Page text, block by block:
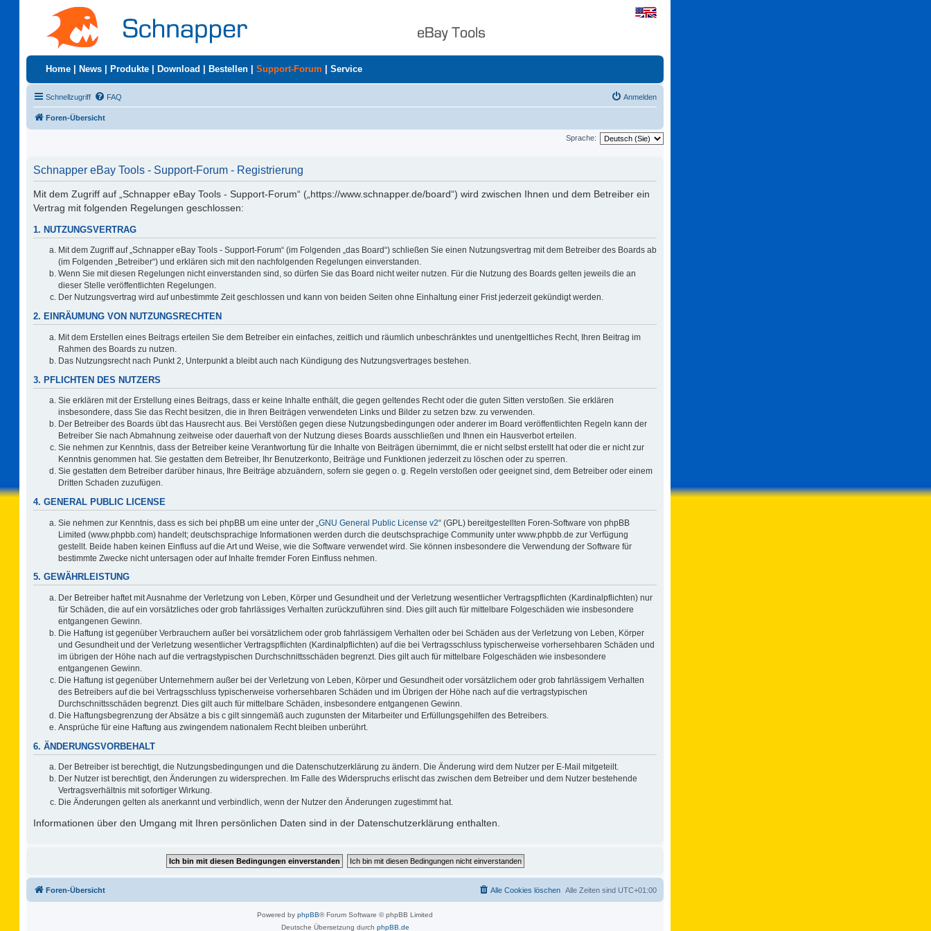
Home News Produkte Download Bestellen Support-Forum Service
Schnellzugriff FAQ Anmelden
Foren-Übersicht
Sprache:
Schnapper eBay Tools - Support-Forum - Registrierung
Mit dem Zugriff auf „Schnapper eBay Tools - Support-Forum“ („https://www.schnapper.de/board“) wird zwischen Ihnen und dem Betreiber ein
Vertrag mit folgenden Regelungen geschlossen:
1. NUTZUNGSVERTRAG
Mit dem Zugriff auf „Schnapper eBay Tools - Support-Forum“ (im Folgenden „das Board“) schließen Sie einen Nutzungsvertrag mit dem Betreiber des Boards ab
(im Folgenden „Betreiber“) und erklären sich mit den nachfolgenden Regelungen einverstanden.
Wenn Sie mit diesen Regelungen nicht einverstanden sind, so dürfen Sie das Board nicht weiter nutzen. Für die Nutzung des Boards gelten jeweils die an
dieser Stelle veröffentlichten Regelungen.
Der Nutzungsvertrag wird auf unbestimmte Zeit geschlossen und kann von beiden Seiten ohne Einhaltung einer Frist jederzeit gekündigt werden.
2. EINRÄUMUNG VON NUTZUNGSRECHTEN
Mit dem Erstellen eines Beitrags erteilen Sie dem Betreiber ein einfaches, zeitlich und räumlich unbeschränktes und unentgeltliches Recht, Ihren Beitrag im
Rahmen des Boards zu nutzen.
Das Nutzungsrecht nach Punkt 2, Unterpunkt a bleibt auch nach Kündigung des Nutzungsvertrages bestehen.
3. PFLICHTEN DES NUTZERS
Sie erklären mit der Erstellung eines Beitrags, dass er keine Inhalte enthält, die gegen geltendes Recht oder die guten Sitten verstoßen. Sie erklären
insbesondere, dass Sie das Recht besitzen, die in Ihren Beiträgen verwendeten Links und Bilder zu setzen bzw. zu verwenden.
Der Betreiber des Boards übt das Hausrecht aus. Bei Verstößen gegen diese Nutzungsbedingungen oder anderer im Board veröffentlichten Regeln kann der
Betreiber Sie nach Abmahnung zeitweise oder dauerhaft von der Nutzung dieses Boards ausschließen und Ihnen ein Hausverbot erteilen.
Sie nehmen zur Kenntnis, dass der Betreiber keine Verantwortung für die Inhalte von Beiträgen übernimmt, die er nicht selbst erstellt hat oder die er nicht zur
Kenntnis genommen hat. Sie gestatten dem Betreiber, Ihr Benutzerkonto, Beiträge und Funktionen jederzeit zu löschen oder zu sperren.
Sie gestatten dem Betreiber darüber hinaus, Ihre Beiträge abzuändern, sofern sie gegen o. g. Regeln verstoßen oder geeignet sind, dem Betreiber oder einem
Dritten Schaden zuzufügen.
4. GENERAL PUBLIC LICENSE
Sie nehmen zur Kenntnis, dass es sich bei phpBB um eine unter der „ GNU General Public License v2“ (GPL) bereitgestellten Foren-Software von phpBB
Limited (www.phpbb.com) handelt; deutschsprachige Informationen werden durch die deutschsprachige Community unter www.phpbb.de zur Verfügung
gestellt. Beide haben keinen Einfluss auf die Art und Weise, wie die Software verwendet wird. Sie können insbesondere die Verwendung der Software für
bestimmte Zwecke nicht untersagen oder auf Inhalte fremder Foren Einfluss nehmen.
5. GEWÄHRLEISTUNG
Der Betreiber haftet mit Ausnahme der Verletzung von Leben, Körper und Gesundheit und der Verletzung wesentlicher Vertragspflichten (Kardinalpflichten) nur
für Schäden, die auf ein vorsätzliches oder grob fahrlässiges Verhalten zurückzuführen sind. Dies gilt auch für mittelbare Folgeschäden wie insbesondere
entgangenen Gewinn.
Die Haftung ist gegenüber Verbrauchern außer bei vorsätzlichem oder grob fahrlässigem Verhalten oder bei Schäden aus der Verletzung von Leben, Körper
und Gesundheit und der Verletzung wesentlicher Vertragspflichten (Kardinalpflichten) auf die bei Vertragsschluss typischerweise vorhersehbaren Schäden und
im übrigen der Höhe nach auf die vertragstypischen Durchschnittsschäden begrenzt. Dies gilt auch für mittelbare Folgeschäden wie insbesondere
entgangenen Gewinn.
Die Haftung ist gegenüber Unternehmern außer bei der Verletzung von Leben, Körper und Gesundheit oder vorsätzlichem oder grob fahrlässigem Verhalten
des Betreibers auf die bei Vertragsschluss typischerweise vorhersehbaren Schäden und im Übrigen der Höhe nach auf die vertragstypischen
Durchschnittsschäden begrenzt. Dies gilt auch für mittelbare Schäden, insbesondere entgangenen Gewinn.
Die Haftungsbegrenzung der Absätze a bis c gilt sinngemäß auch zugunsten der Mitarbeiter und Erfüllungsgehilfen des Betreibers.
Ansprüche für eine Haftung aus zwingendem nationalem Recht bleiben unberührt.
6. ÄNDERUNGSVORBEHALT
Der Betreiber ist berechtigt, die Nutzungsbedingungen und die Datenschutzerklärung zu ändern. Die Änderung wird dem Nutzer per E-Mail mitgeteilt.
Der Nutzer ist berechtigt, den Änderungen zu widersprechen. Im Falle des Widerspruchs erlischt das zwischen dem Betreiber und dem Nutzer bestehende
Vertragsverhältnis mit sofortiger Wirkung.
Die Änderungen gelten als anerkannt und verbindlich, wenn der Nutzer den Änderungen zugestimmt hat.
Informationen über den Umgang mit Ihren persönlichen Daten sind in der Datenschutzerklärung enthalten.
Foren-Übersicht Alle Zeiten sind UTC+01:00
Alle Cookies löschen
Powered by phpBB® Forum Software © phpBB Limited
Deutsche Übersetzung durch phpBB.de